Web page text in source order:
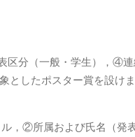
分（一般・学生），④
したポスター賞を設け
，②所属および氏名（